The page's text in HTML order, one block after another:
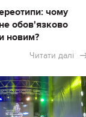
чому
обов'язково
новим?
Читати далі